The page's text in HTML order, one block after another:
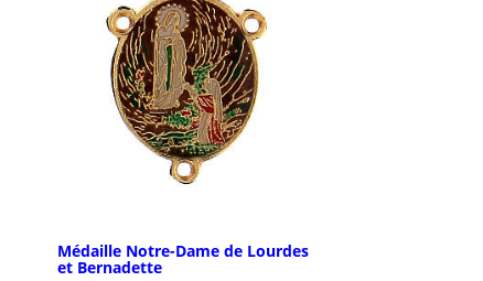
Médaille Notre-Dame de Lourdes
et Bernadette